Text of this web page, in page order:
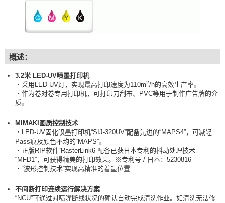
概述：
3.2米 LED-UV喷墨打印机
・采用LED-UV灯，实现最高打印速度为110m2/h的高效生产率。
・作为卷对卷专用打印机，可打印刀刮布、PVC等用于制作广告牌的介
质。
MIMAKI画质控制技术
・LED-UV固化喷墨打印机“SIJ-320UV”配备先进的“MAPS4”，可减轻
Pass痕及颜色不均的“MAPS”。
・正版RIP软件“RasterLink6”配备已获日本专利的抖动处理技术
“MFD1”，可获得精美的打印效果。※专利号 / 日本：5230816
・“波形控制技术”实现高精准的着墨位置
不间断打印连续运行解决方案
“NCU”可通过对喷嘴断线状况的确认自动完成清洗作业。如清洗无法修